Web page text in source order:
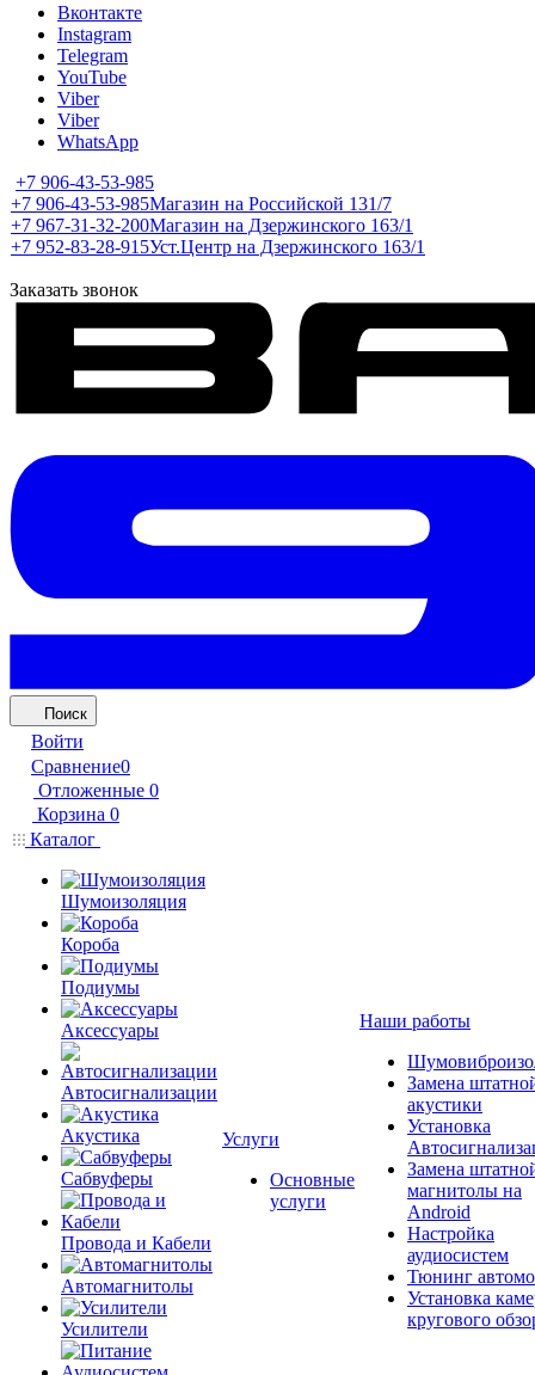
Вконтакте
Instagram
Telegram
YouTube
Viber
Viber
WhatsApp
+7 906-43-53-985
+7 906-43-53-985Магазин на Российской 131/7
+7 967-31-32-200Магазин на Дзержинского 163/1
+7 952-83-28-915Уст.Центр на Дзержинского 163/1
Заказать звонок
Поиск
Войти
Сравнение0
Отложенные 0
Корзина 0
Каталог
Шумоизоляция
Короба
Подиумы
Аксессуары
Автосигнализации
Акустика
Сабвуферы
Провода и Кабели
Автомагнитолы
Усилители
Услуги
Основные
услуги
Наши работы
Замена
акустики
Установка
Замена
магнитолы на
Android
Настройка
аудиосистем
Тюнинг
Установка
кругового